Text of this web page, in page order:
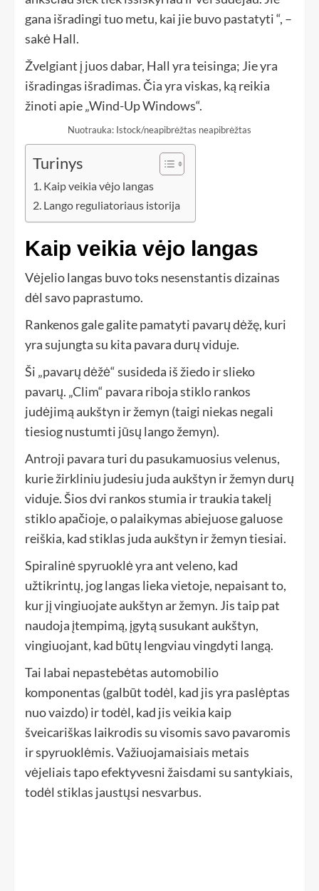
gana išradingi tuo metu, kai jie buvo pastatyti “, –
sakė Hall.
Žvelgiant į juos dabar, Hall yra teisinga; Jie yra
išradingas išradimas. Čia yra viskas, ką reikia
žinoti apie „Wind-Up Windows“.
Nuotrauka: Istock/neapibrėžtas neapibrėžtas
Turinys
Kaip veikia vėjo langas
Lango reguliatoriaus istorija
Kaip veikia vėjo langas
Vėjelio langas buvo toks nesenstantis dizainas
dėl savo paprastumo.
Rankenos gale galite pamatyti pavarų dėžę, kuri
yra sujungta su kita pavara durų viduje.
Ši „pavarų dėžė“ susideda iš žiedo ir slieko
pavarų. „Clim“ pavara riboja stiklo rankos
judėjimą aukštyn ir žemyn (taigi niekas negali
tiesiog nustumti jūsų lango žemyn).
Antroji pavara turi du pasukamuosius velenus,
kurie žirkliniu judesiu juda aukštyn ir žemyn durų
viduje. Šios dvi rankos stumia ir traukia takelį
stiklo apačioje, o palaikymas abiejuose galuose
reiškia, kad stiklas juda aukštyn ir žemyn tiesiai.
Spiralinė spyruoklė yra ant veleno, kad
užtikrintų, jog langas lieka vietoje, nepaisant to,
kur jį vingiuojate aukštyn ar žemyn. Jis taip pat
naudoja įtempimą, įgytą susukant aukštyn,
vingiuojant, kad būtų lengviau vingdyti langą.
Tai labai nepastebėtas automobilio
komponentas (galbūt todėl, kad jis yra paslėptas
nuo vaizdo) ir todėl, kad jis veikia kaip
šveicariškas laikrodis su visomis savo pavaromis
ir spyruoklėmis. Važiuojamaisiais metais
vėjeliais tapo efektyvesni žaisdami su santykiais,
todėl stiklas jaustųsi nesvarbus.